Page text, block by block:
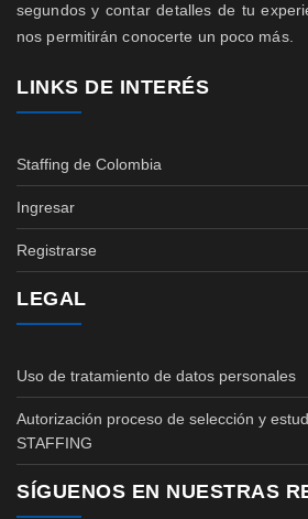
segundos y contar detalles de tu
nos permitirán conocerte un poco más.
LINKS DE INTERÉS
Staffing de Colombia
Ingresar
Registrarse
LEGAL
Uso de tratamiento de datos personales
Autorización proceso de selección y
STAFFING
SÍGUENOS EN NUESTRAS